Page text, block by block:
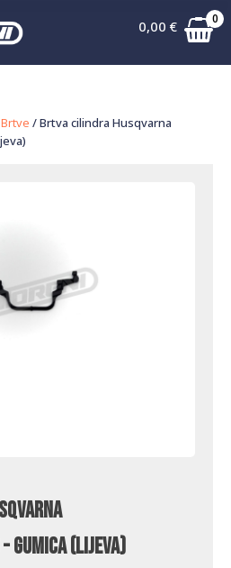
0,00 € 0
Brtve / Brtva cilindra Husqvarna
gumica (lijeva)